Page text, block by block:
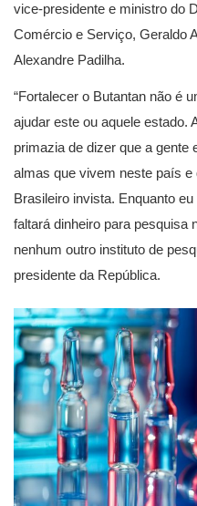
vice-presidente e ministro do
Comércio e Serviço, Geraldo
Alexandre Padilha.
“Fortalecer o Butantan não é
ajudar este ou aquele estado.
primazia de dizer que a gente
almas que vivem neste país
Brasileiro invista. Enquanto
faltará dinheiro para pesquisa
nenhum outro instituto de
presidente da República.